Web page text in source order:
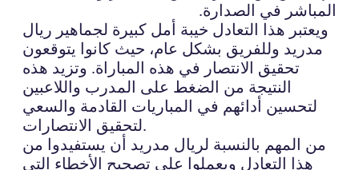
المباشر في الصدارة.
ويعتبر هذا التعادل خيبة أمل كبيرة لجماهير ريال
مدريد وللفريق بشكل عام، حيث كانوا يتوقعون
تحقيق الانتصار في هذه المباراة. وتزيد هذه
النتيجة من الضغط على المدرب واللاعبين
لتحسين أدائهم في المباريات القادمة والسعي
لتحقيق الانتصارات.
من المهم بالنسبة لريال مدريد أن يستفيدوا من
هذا التعادل ويعملوا على تصحيح الأخطاء التي